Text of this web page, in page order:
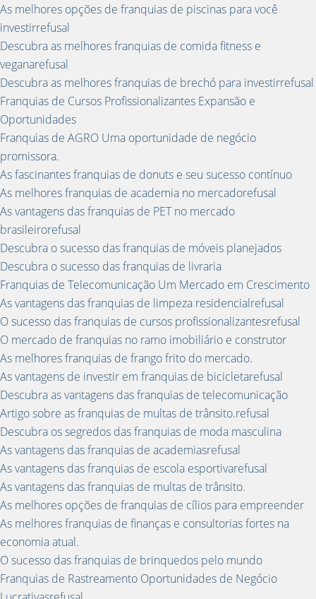
As melhores opções de franquias de piscinas para você
investirrefusal
Descubra as melhores franquias de comida fitness e
veganarefusal
Descubra as melhores franquias de brechó para investirrefusal
Franquias de Cursos Profissionalizantes Expansão e
Oportunidades
Franquias de AGRO Uma oportunidade de negócio
promissora.
As fascinantes franquias de donuts e seu sucesso contínuo
As melhores franquias de academia no mercadorefusal
As vantagens das franquias de PET no mercado
brasileirorefusal
Descubra o sucesso das franquias de móveis planejados
Descubra o sucesso das franquias de livraria
Franquias de Telecomunicação Um Mercado em Crescimento
As vantagens das franquias de limpeza residencialrefusal
O sucesso das franquias de cursos profissionalizantesrefusal
O mercado de franquias no ramo imobiliário e construtor
As melhores franquias de frango frito do mercado.
As vantagens de investir em franquias de bicicletarefusal
Descubra as vantagens das franquias de telecomunicação
Artigo sobre as franquias de multas de trânsito.refusal
Descubra os segredos das franquias de moda masculina
As vantagens das franquias de academiasrefusal
As vantagens das franquias de escola esportivarefusal
As vantagens das franquias de multas de trânsito.
As melhores opções de franquias de cílios para empreender
As melhores franquias de finanças e consultorias fortes na
economia atual.
O sucesso das franquias de brinquedos pelo mundo
Franquias de Rastreamento Oportunidades de Negócio